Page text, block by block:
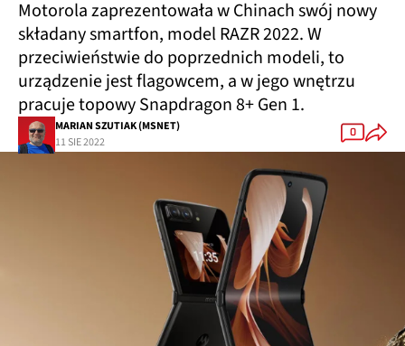
Motorola zaprezentowała w Chinach swój nowy
składany smartfon, model RAZR 2022. W
przeciwieństwie do poprzednich modeli, to
urządzenie jest flagowcem, a w jego wnętrzu
pracuje topowy Snapdragon 8+ Gen 1.
MARIAN SZUTIAK (MSNET)
11 SIE 2022
0